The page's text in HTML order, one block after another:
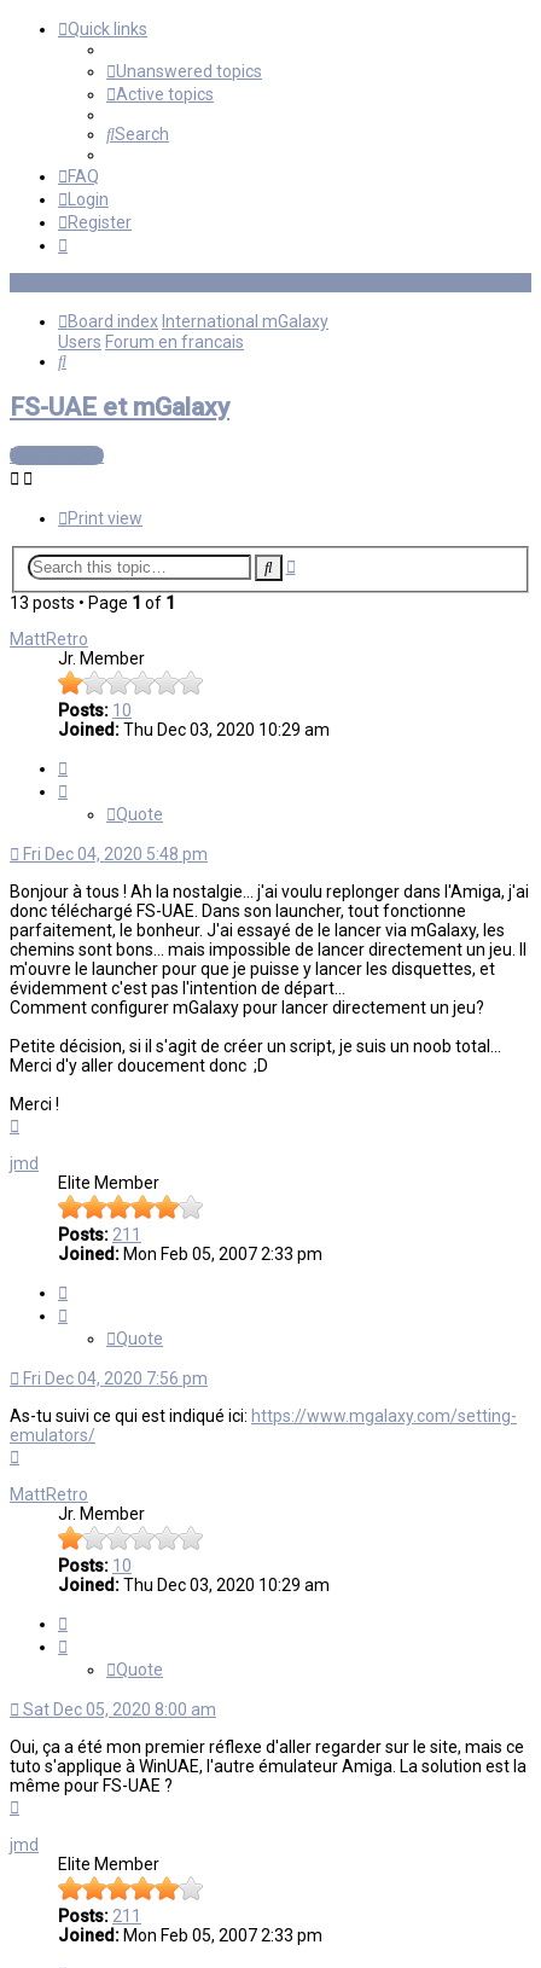
Quick links
Unanswered topics
Active topics
Search
FAQ
Login
Register
Board index International mGalaxy
Users Forum en francais
Search
FS-UAE et mGalaxy
Post Reply
Print view
SearchAdvanced
13 posts • Page 1 of 1
MattRetro
Jr. Member
Posts: 10
Joined:Thu Dec 03, 2020 10:29 am
Quote
Fri Dec 04, 2020 5:48 pm
Bonjour à tous ! Ah la nostalgie... j'ai voulu replonger dans l'Amiga, j'ai
donc téléchargé FS-UAE. Dans son launcher, tout fonctionne
parfaitement, le bonheur. J'ai essayé de le lancer via mGalaxy, les
chemins sont bons... mais impossible de lancer directement un jeu. Il
m'ouvre le launcher pour que je puisse y lancer les disquettes, et
évidemment c'est pas l'intention de départ...
Comment configurer mGalaxy pour lancer directement un jeu?
Petite décision, si il s'agit de créer un script, je suis un noob total...
Merci d'y aller doucement donc ;D
Merci !
jmd
Elite Member
Posts:211
Joined: Mon Feb 05, 2007 2:33 pm
Quote
Fri Dec 04, 2020 7:56 pm
As-tu suivi ce qui est indiqué ici: https://www.mgalaxy.com/setting-
emulators/
MattRetro
Jr. Member
Posts: 10
Joined:Thu Dec 03, 2020 10:29 am
Quote
Sat Dec 05, 2020 8:00 am
Oui, ça a été mon premier réflexe d'aller regarder sur le site, mais ce
tuto s'applique à WinUAE, l'autre émulateur Amiga. La solution est la
même pour FS-UAE ?
jmd
Elite Member
Posts:211
Joined: Mon Feb 05, 2007 2:33 pm